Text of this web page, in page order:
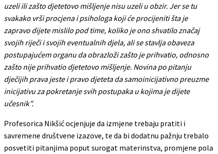
uzeli ili zašto djetetovo mišljenje nisu uzeli u obzir. Jer se tu
svakako vrši procjena i psihologa koji će procijeniti šta je
zapravo dijete mislilo pod time, koliko je ono shvatilo značaj
svojih riječi i svojih eventualnih djela, ali se stavlja obaveza
postupajućem organu da obrazloži zašto je prihvatio, odnosno
zašto nije prihvatio djetetovo mišljenje. Novina po pitanju
dječijih prava jeste i pravo djeteta da samoinicijativno preuzme
inicijativu za pokretanje svih postupaka u kojima je dijete
učesnik”.
Profesorica Nikšić ocjenjuje da izmjene trebaju pratiti i
savremene društvene izazove, te da bi dodatnu pažnju trebalo
posvetiti pitanjima poput surogat materinstva, promjene pola